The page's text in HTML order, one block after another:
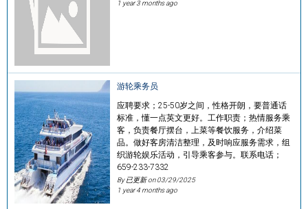
1 year 3 months ago
游轮乘务员
应聘要求；25-50岁之间，性格开朗，要普通话
标准，懂一点英文更好。工作职责；热情服务乘
客，负责餐厅摆台，上菜等餐饮服务，介绍菜
品。做好客房清洁整理，及时响应服务需求，组
织游轮娱乐活动，引导乘客参与。联系电话；
659-233-7332
By 已更新 on03/29/2025
1 year 4 months ago